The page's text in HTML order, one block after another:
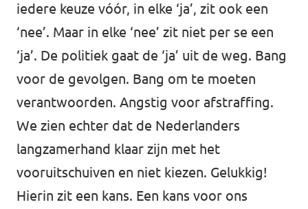
iedere keuze vóór, in elke ‘ja’, zit ook een
‘nee’. Maar in elke ‘nee’ zit niet per se een
‘ja’. De politiek gaat de ‘ja’ uit de weg. Bang
voor de gevolgen. Bang om te moeten
verantwoorden. Angstig voor afstraffing.
We zien echter dat de Nederlanders
langzamerhand klaar zijn met het
vooruitschuiven en niet kiezen. Gelukkig!
Hierin zit een kans. Een kans voor ons